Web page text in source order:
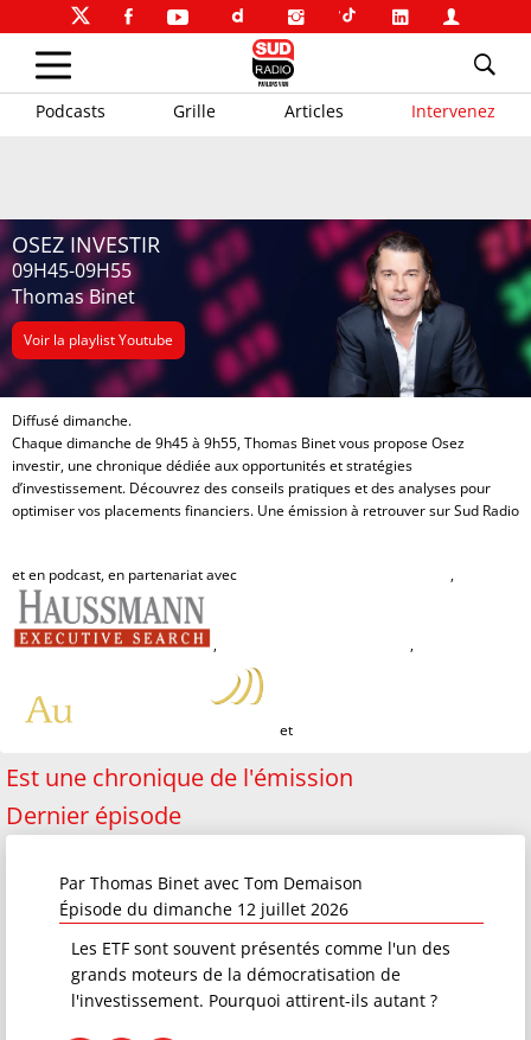
Podcasts Grille Articles Intervenez
OSEZ INVESTIR
09H45-09H55
Thomas Binet
Voir la playlist Youtube
Diffusé dimanche.
Chaque dimanche de 9h45 à 9h55, Thomas Binet vous propose Osez
investir, une chronique dédiée aux opportunités et stratégies
d’investissement. Découvrez des conseils pratiques et des analyses pour
optimiser vos placements financiers. Une émission à retrouver sur Sud Radio
et en podcast, en partenariat avec ,
, ,
et
Est une chronique de l'émission
Dernier épisode
Par Thomas Binet avec Tom Demaison
Épisode du dimanche 12 juillet 2026
Les ETF sont souvent présentés comme l'un des
grands moteurs de la démocratisation de
l'investissement. Pourquoi attirent-ils autant ?